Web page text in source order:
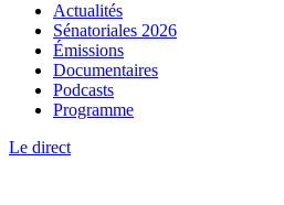
Actualités
Sénatoriales 2026
Émissions
Documentaires
Podcasts
Programme
Le direct